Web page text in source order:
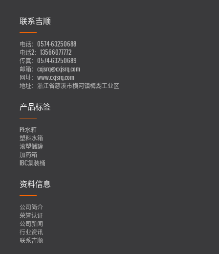
联系吉顺
电话： 0574-63250688
电话2： 13566077772
传真： 0574-63250689
邮箱： cxjsrq@cxjsrq.com
网址： www.cxjsrq.com
地址： 浙江省慈溪市横河镇梅湖工业区
产品标签
PE水箱
塑料水箱
滚塑储罐
加药箱
IBC集装桶
资料信息
公司简介
荣誉认证
公司新闻
行业资讯
联系吉顺